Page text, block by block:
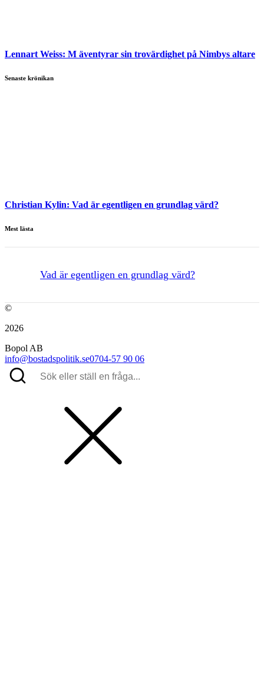
Lennart Weiss: M äventyrar sin trovärdighet på Nimbys altare
Senaste krönikan
Christian Kylin: Vad är egentligen en grundlag värd?
Mest lästa
Vad är egentligen en grundlag värd?
©
2026
Bopol AB
info@bostadspolitik.se0704-57 90 06